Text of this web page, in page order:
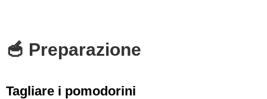
🥣 Preparazione
Tagliare i pomodorini